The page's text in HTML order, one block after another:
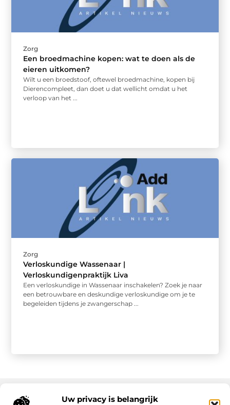
Uw privacy is belangrijk
Zorg
Een broedmachine kopen: wat te doen als de
eieren uitkomen?
Wilt u een broedstoof, oftewel broedmachine, kopen bij
Dierencompleet, dan doet u dat wellicht omdat u het
verloop van het ...
Zorg
Verloskundige Wassenaar |
Verloskundigenpraktijk Liva
Een verloskundige in Wassenaar inschakelen? Zoek je naar
een betrouwbare en deskundige verloskundige om je te
begeleiden tijdens je zwangerschap ...